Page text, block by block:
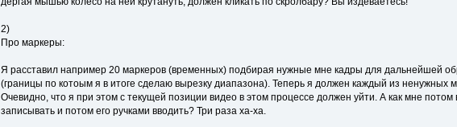
2)
Про маркеры:
Я расставил например 20 маркеров (временных) подбирая нужные мне кадры для дальнейшей
(границы по котоым я в итоге сделаю вырезку диапазона). Теперь я должен каждый из ненужных
Очевидно, что я при этом с текущей позиции видео в этом процессе должен уйти. А как мне
записывать и потом его ручками вводить? Три раза ха-ха.